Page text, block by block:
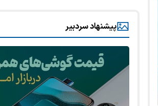
پیشنهاد سردبیر